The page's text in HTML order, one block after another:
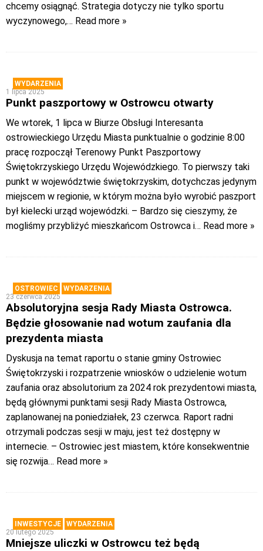
chcemy osiągnąć. Strategia dotyczy nie tylko sportu
wyczynowego,… Read more »
WYDARZENIA
1 lipca 2025
Punkt paszportowy w Ostrowcu otwarty
We wtorek, 1 lipca w Biurze Obsługi Interesanta
ostrowieckiego Urzędu Miasta punktualnie o godzinie 8:00
pracę rozpoczął Terenowy Punkt Paszportowy
Świętokrzyskiego Urzędu Wojewódzkiego. To pierwszy taki
punkt w województwie świętokrzyskim, dotychczas jedynym
miejscem w regionie, w którym można było wyrobić paszport
był kielecki urząd wojewódzki. – Bardzo się cieszymy, że
mogliśmy przybliżyć mieszkańcom Ostrowca i… Read more »
OSTROWIEC
WYDARZENIA
23 czerwca 2025
Absolutoryjna sesja Rady Miasta Ostrowca.
Będzie głosowanie nad wotum zaufania dla
prezydenta miasta
Dyskusja na temat raportu o stanie gminy Ostrowiec
Świętokrzyski i rozpatrzenie wniosków o udzielenie wotum
zaufania oraz absolutorium za 2024 rok prezydentowi miasta,
będą głównymi punktami sesji Rady Miasta Ostrowca,
zaplanowanej na poniedziałek, 23 czerwca. Raport radni
otrzymali podczas sesji w maju, jest też dostępny w
internecie. – Ostrowiec jest miastem, które konsekwentnie
się rozwija… Read more »
INWESTYCJE
WYDARZENIA
20 lutego 2025
Mniejsze uliczki w Ostrowcu też będą